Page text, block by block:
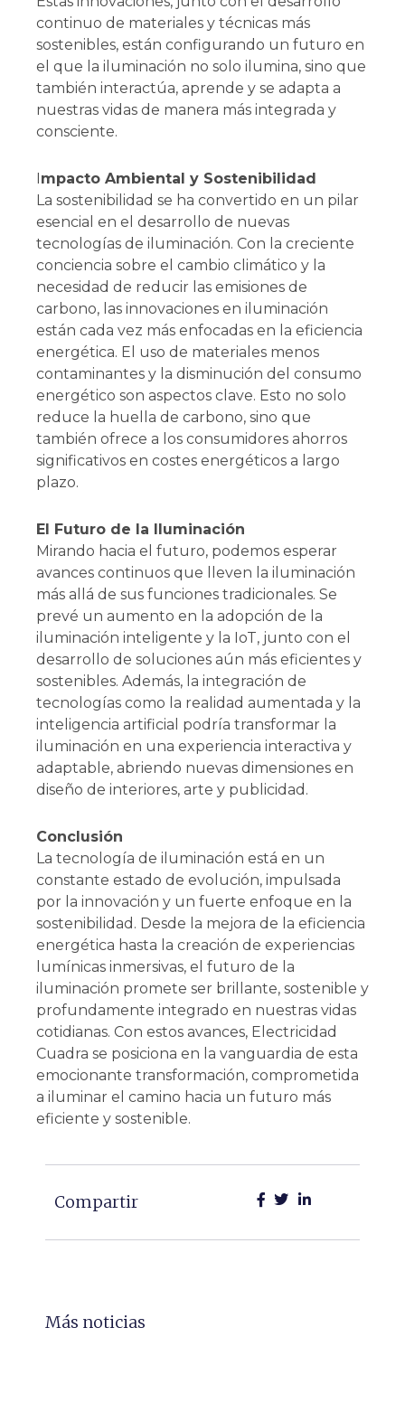
continuo de materiales y técnicas más
sostenibles, están configurando un futuro en
el que la iluminación no solo ilumina, sino que
también interactúa, aprende y se adapta a
nuestras vidas de manera más integrada y
consciente.
Impacto Ambiental y Sostenibilidad
La sostenibilidad se ha convertido en un pilar
esencial en el desarrollo de nuevas
tecnologías de iluminación. Con la creciente
conciencia sobre el cambio climático y la
necesidad de reducir las emisiones de
carbono, las innovaciones en iluminación
están cada vez más enfocadas en la eficiencia
energética. El uso de materiales menos
contaminantes y la disminución del consumo
energético son aspectos clave. Esto no solo
reduce la huella de carbono, sino que
también ofrece a los consumidores ahorros
significativos en costes energéticos a largo
plazo.
El Futuro de la Iluminación
Mirando hacia el futuro, podemos esperar
avances continuos que lleven la iluminación
más allá de sus funciones tradicionales. Se
prevé un aumento en la adopción de la
iluminación inteligente y la IoT, junto con el
desarrollo de soluciones aún más eficientes y
sostenibles. Además, la integración de
tecnologías como la realidad aumentada y la
inteligencia artificial podría transformar la
iluminación en una experiencia interactiva y
adaptable, abriendo nuevas dimensiones en
diseño de interiores, arte y publicidad.
Conclusión
La tecnología de iluminación está en un
constante estado de evolución, impulsada
por la innovación y un fuerte enfoque en la
sostenibilidad. Desde la mejora de la eficiencia
energética hasta la creación de experiencias
lumínicas inmersivas, el futuro de la
iluminación promete ser brillante, sostenible y
profundamente integrado en nuestras vidas
cotidianas. Con estos avances, Electricidad
Cuadra se posiciona en la vanguardia de esta
emocionante transformación, comprometida
a iluminar el camino hacia un futuro más
eficiente y sostenible.
Compartir
Más noticias